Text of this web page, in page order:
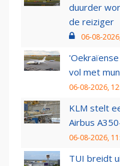
duurder
de reiziger
06-08-
vol met
06-08-2026,
KLM stelt
Airbus
06-08-2026,
TUI breidt